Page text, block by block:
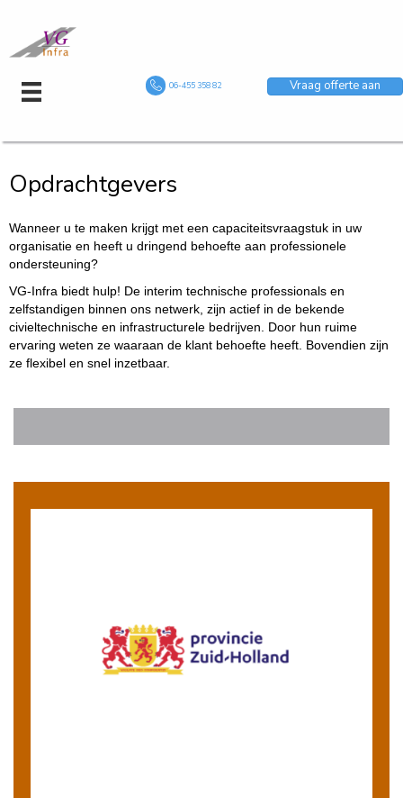
06-455 358 82 Vraag offerte aan
Opdrachtgevers
Wanneer u te maken krijgt met een capaciteitsvraagstuk in uw
organisatie en heeft u dringend behoefte aan professionele
ondersteuning?
VG-Infra biedt hulp! De interim technische professionals en
zelfstandigen binnen ons netwerk, zijn actief in de bekende
civieltechnische en infrastructurele bedrijven. Door hun ruime
ervaring weten ze waaraan de klant behoefte heeft. Bovendien zijn
ze flexibel en snel inzetbaar.